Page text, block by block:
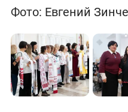
Фото: Евгений